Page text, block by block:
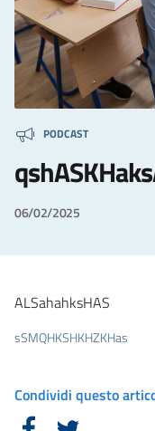
PODCAST
06/02/2025
ALSahahksHAS
sSMQHKSHKHZKHas
Condividi questo